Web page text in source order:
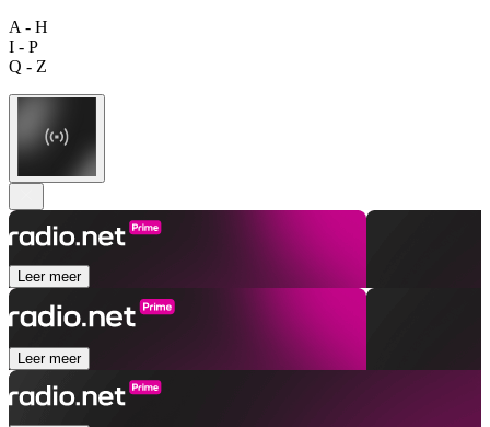
A - H
I - P
Q - Z
Leer meer
Leer meer